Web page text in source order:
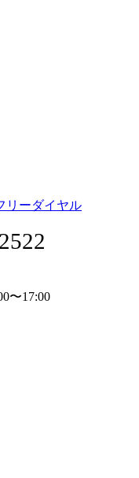
〜17:00